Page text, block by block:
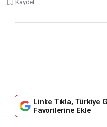
Kaydet
Linke Tıkla, Türkiye
Favorilerine Ekle!